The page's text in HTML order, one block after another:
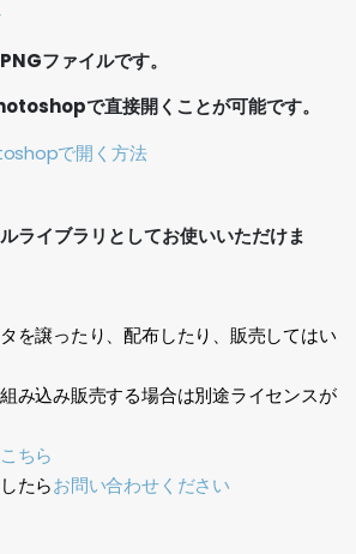
ファイルです。
で直接開くことが可能です。
で開く方法
ライブラリとしてお使いいただけま
を譲ったり、配布したり、販売してはい
み込み販売する場合は別途ライセンスが
こちら
たらお問い合わせください